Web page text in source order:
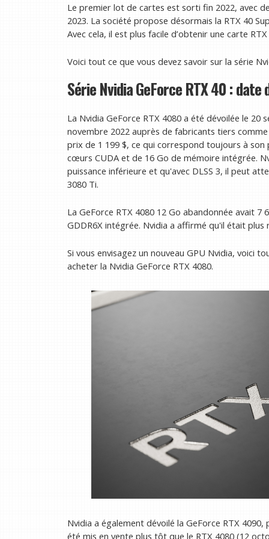
Le premier lot de cartes est sorti fin 2022, avec
2023. La société propose désormais la RTX 40
Avec cela, il est plus facile d’obtenir une carte
Voici tout ce que vous devez savoir sur la série
Série Nvidia GeForce RTX 40 :
La Nvidia GeForce RTX 4080 a été dévoilée le
novembre 2022 auprès de fabricants tiers
prix de 1 199 $, ce qui correspond toujours à
cœurs CUDA et de 16 Go de mémoire intégrée.
puissance inférieure et qu'avec DLSS 3, il peut
3080 Ti.
La GeForce RTX 4080 12 Go abandonnée avait
GDDR6X intégrée. Nvidia a affirmé qu'il était plus
Si vous envisagez un nouveau GPU Nvidia, voici
acheter la Nvidia GeForce RTX 4080.
Nvidia a également dévoilé la GeForce RTX
été mis en vente plus tôt que le RTX 4080 (12